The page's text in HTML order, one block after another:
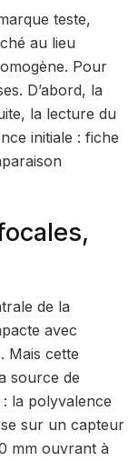
teste,
au lieu
Pour
D’abord, la
la lecture du
initiale : fiche
de la
avec
Mais cette
source de
la polyvalence
sur un capteur
mm ouvrant à